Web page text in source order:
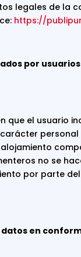
legales de la
https://
por
que el usuario
personal
no se
por parte
en